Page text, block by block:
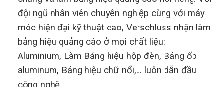
đội ngũ nhân viên chuyên nghiệp cùng với máy
móc hiện đại kỹ thuật cao, Verschluss nhận làm
bảng hiệu quảng cáo ở mọi chất liệu:
Aluminium, Làm Bảng hiệu hộp đèn, Bảng ốp
aluminum, Bảng hiệu chữ nổi,… luôn dẫn đầu
công nghệ.